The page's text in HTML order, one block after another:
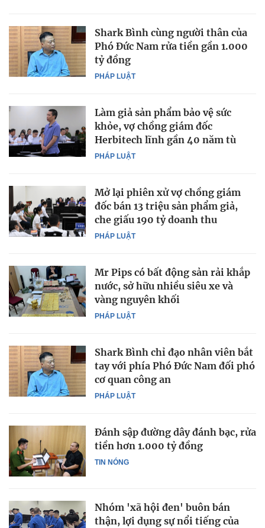
PHÁP LUẬT
Shark Bình cùng người thân của
Phó Đức Nam rửa tiền gần 1.000
tỷ đồng
PHÁP LUẬT
Làm giả sản phẩm bảo vệ sức
khỏe, vợ chồng giám đốc
Herbitech lĩnh gần 40 năm tù
PHÁP LUẬT
Mở lại phiên xử vợ chồng giám
đốc bán 13 triệu sản phẩm giả,
che giấu 190 tỷ doanh thu
PHÁP LUẬT
Mr Pips có bất động sản rải khắp
nước, sở hữu nhiều siêu xe và
vàng nguyên khối
PHÁP LUẬT
Shark Bình chỉ đạo nhân viên bắt
tay với phía Phó Đức Nam đối phó
cơ quan công an
TIN NÓNG
Đánh sập đường dây đánh bạc, rửa
tiền hơn 1.000 tỷ đồng
Nhóm 'xã hội đen' buôn bán
thận, lợi dụng sự nổi tiếng của